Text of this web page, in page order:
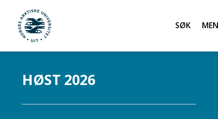
UiT Norges arktiske universitet Søk
HØST 2026